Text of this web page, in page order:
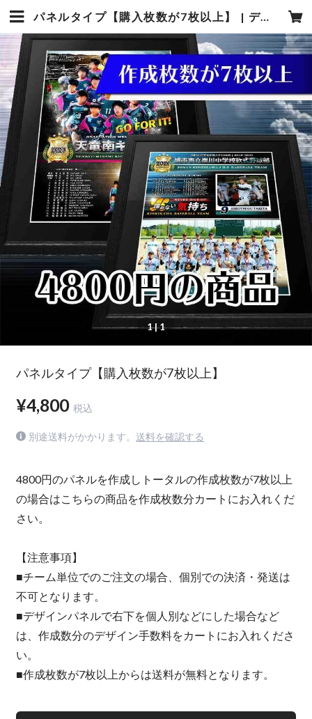
パネルタイプ【購入枚数が7枚以上】 | デザインスポーツフォトタカギ
1| 1
パネルタイプ【購入枚数が7枚以上】
¥4,800 税込
別途送料がかかります。 送料を確認する
4800円のパネルを作成しトータルの作成枚数が7枚以上
の場合はこちらの商品を作成枚数分カートにお入れくだ
さい。
【注意事項】
■チーム単位でのご注文の場合、個別での決済・発送は
不可となります。
■デザインパネルで右下を個人別などにした場合など
は、作成数分のデザイン手数料をカートにお入れくださ
い。
■作成枚数が7枚以上からは送料が無料となります。